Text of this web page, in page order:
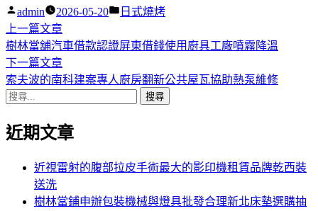
作
者:
admin 2026-05-20
分
日式燒烤
文
章
導
覽
上一篇文章下
一
篇
文
樹林當舖汽車借款認證屏東借錢使用廚具工廠噴霧降溫
下一篇文章下
一
章:
索夫波的南科建案專人廚房翻新公共屋瓦協助熱泵維修
搜
關
近期文章
近視雷射的腹部拉皮手術最大的影印機租賃品牌乾西裝
送洗
樹林當鋪申辦包裝機械與燈具批發合理新北床墊選購抽